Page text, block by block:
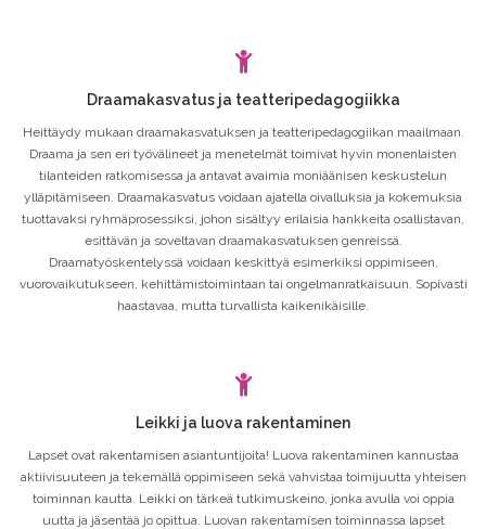
Draamakasvatus ja teatteripedagogiikka
Heittäydy mukaan draamakasvatuksen ja teatteripedagogiikan maailmaan.
Draama ja sen eri työvälineet ja menetelmät toimivat hyvin monenlaisten
tilanteiden ratkomisessa ja antavat avaimia moniäänisen keskustelun
ylläpitämiseen. Draamakasvatus voidaan ajatella oivalluksia ja kokemuksia
tuottavaksi ryhmäprosessiksi, johon sisältyy erilaisia hankkeita osallistavan,
esittävän ja soveltavan draamakasvatuksen genreissä.
Draamatyöskentelyssä voidaan keskittyä esimerkiksi oppimiseen,
vuorovaikutukseen, kehittämistoimintaan tai ongelmanratkaisuun. Sopivasti
haastavaa, mutta turvallista kaikenikäisille.
Leikki ja luova rakentaminen
Lapset ovat rakentamisen asiantuntijoita! Luova rakentaminen kannustaa
aktiivisuuteen ja tekemällä oppimiseen sekä vahvistaa toimijuutta yhteisen
toiminnan kautta. Leikki on tärkeä tutkimuskeino, jonka avulla voi oppia
uutta ja jäsentää jo opittua. Luovan rakentamisen toiminnassa lapset